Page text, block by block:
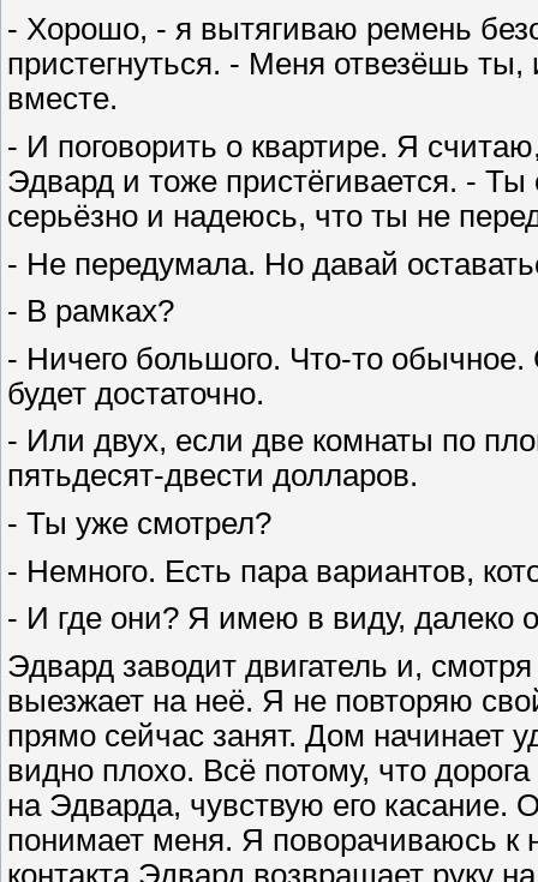
- Хорошо, - я вытягиваю ремень
пристегнуться. - Меня отвезёшь
вместе.
- И поговорить о квартире. Я
Эдвард и тоже пристёгивается. -
серьёзно и надеюсь, что ты не
- Не передумала. Но давай
- В рамках?
- Ничего большого. Что-то
будет достаточно.
- Или двух, если две комнаты по
пятьдесят-двести долларов.
- Ты уже смотрел?
- Немного. Есть пара вариантов,
- И где они? Я имею в виду, далеко
Эдвард заводит двигатель и,
выезжает на неё. Я не повторяю
прямо сейчас занят. Дом начинает
видно плохо. Всё потому, что
на Эдварда, чувствую его касание.
понимает меня. Я поворачиваюсь к
контакта Эдвард возвращает руку